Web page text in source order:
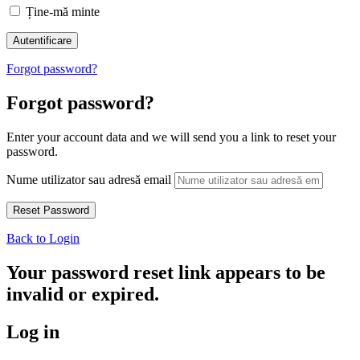
Ține-mă minte
Forgot password?
Forgot password?
Enter your account data and we will send you a link to reset your
password.
Nume utilizator sau adresă email
Back to Login
Your password reset link appears to be
invalid or expired.
Log in